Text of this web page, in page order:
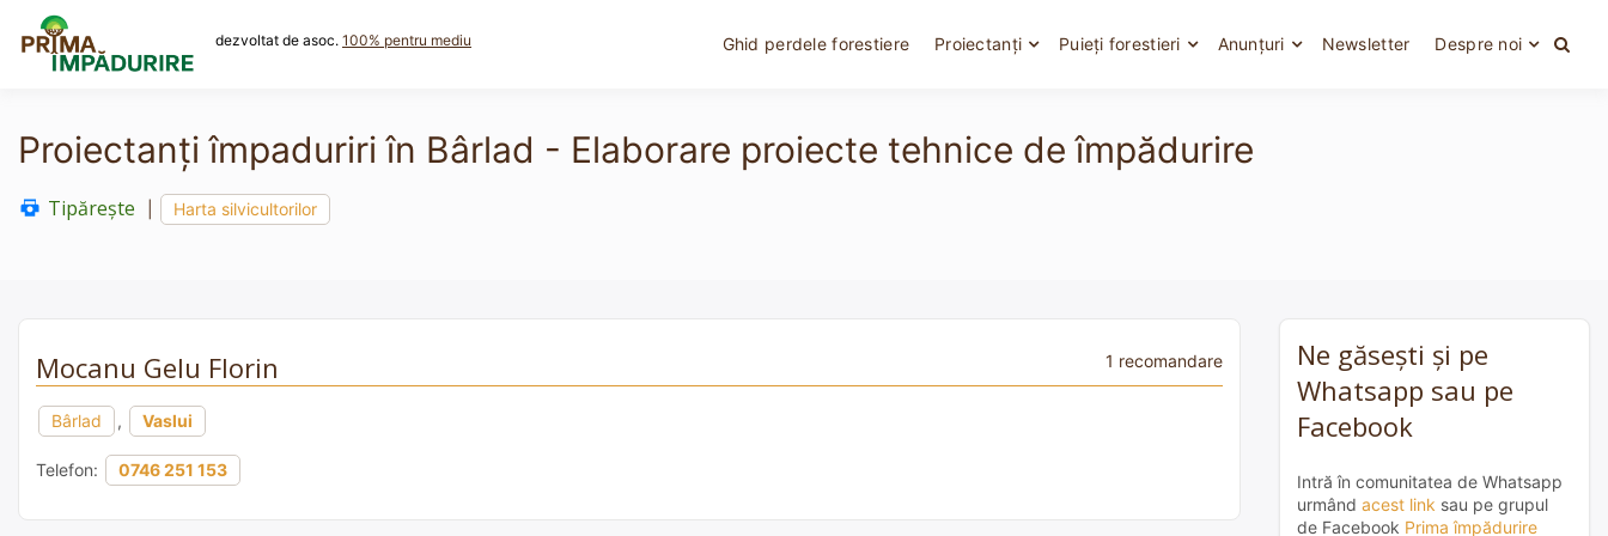
content
dezvoltat de asoc. 100% pentru mediu Ghid perdele forestiere Proiectanți Puieți forestieri Anunțuri Newsletter Despre noi
Proiectanți împaduriri în Bârlad - Elaborare proiecte tehnice de împădurire
Tipărește Harta silvicultorilor
Mocanu Gelu Florin 1 recomandare
Bârlad , Vaslui
Telefon: 0746 251 153
Ne găsești și pe
Whatsapp sau pe
Facebook
Intră în comunitatea de Whatsapp
urmând acest link sau pe grupul
de Facebook Prima împădurire